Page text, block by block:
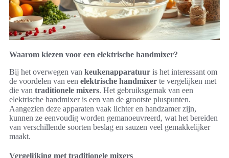
Waarom kiezen voor een elektrische handmixer?
Bij het overwegen van keukenapparatuur is het interessant om
de voordelen van een elektrische handmixer te vergelijken met
die van traditionele mixers. Het gebruiksgemak van een
elektrische handmixer is een van de grootste pluspunten.
Aangezien deze apparaten vaak lichter en handzamer zijn,
kunnen ze eenvoudig worden gemanoeuvreerd, wat het bereiden
van verschillende soorten beslag en sauzen veel gemakkelijker
maakt.
Vergelijking met traditionele mixers